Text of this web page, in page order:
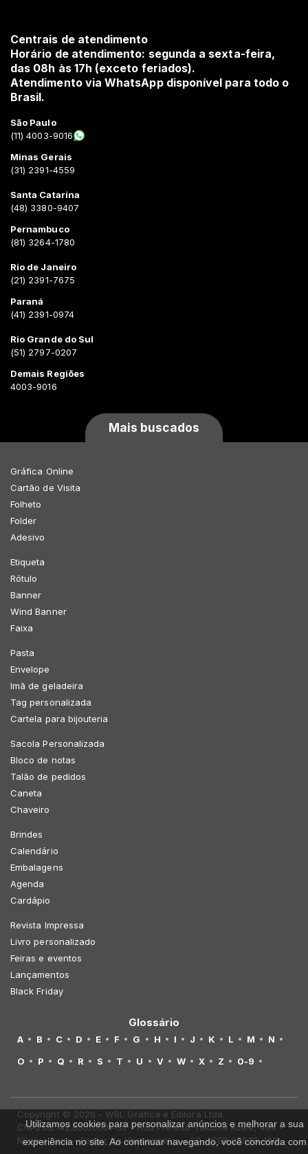
Centrais de atendimento
Horário de atendimento: segunda a sexta-feira,
das 08h às 17h (exceto feriados).
Atendimento via WhatsApp disponível para todo o
Brasil.
São Paulo
(11) 4003-9016
Minas Gerais
(31) 2391-4559
Santa Catarina
(48) 3380-9407
Pernambuco
(81) 3264-1780
Rio de Janeiro
(21) 2391-7675
Paraná
(41) 2391-0974
Rio Grande do Sul
(51) 2797-0207
Demais Regiões
4003-9016
Mais buscados
Gráfica Online
Cartão de Visita
Folheto
Folder
Adesivo
Etiqueta
Rótulo
Banner
Wind Banner
Faixa
Pasta
Envelope
Imã de geladeira
Tag personalizada
Cartela para bijouteria
Sacola Personalizada
Bloco de notas
Talão de pedidos
Caneta
Chaveiro
Brindes
Calendário
Embalagens
Agenda
Cardápio
Revista Impressa
Livro personalizado
Feiras e eventos
Lançamentos
Black Friday
Glossário
A B C D E F G H I J K L M
N
O
P Q R S T U V W X Z 0-9
Copyright © 2026 - WBL Gráfica e Editora Ltda.
CNPJ 08.142.850/0001-36 - Rua Prefeito Takume Koike, 499 -
Núcleo Itaim - Ferraz de Vasconcelos - SP - CEP 08538-100
Utilizamos cookies para personalizar anúncios e melhorar a sua
experiência no site. Ao continuar navegando, você concorda com